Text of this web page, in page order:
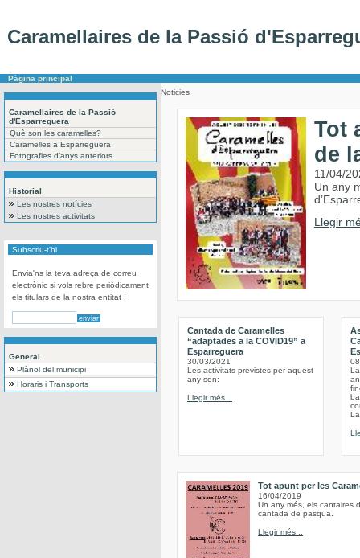
Caramellaires de la Passió
Pàgina principal
Caramellaires de la Passió
d'Esparreguera
Què son les caramelles?
Caramelles a Esparreguera
Fotografies d’anys anteriors
Historial
Les nostres notícies
Les nostres activitats
Subscriu-t'hi
Envia'ns la teva adreça de correu
electrònic si vols rebre periòdicament
els titulars de la nostra entitat !
General
Plànol del municipi
Horaris i Transports
Noticies
Tot
de
11/04/
Un any
Llegir
Cantada de Caramelles
“adaptades a la COVID19” a
Esparreguera
30/03/2021
Les activitats previstes per aquest
any son:
Llegir més...
Tot apunt per les
16/04/2019
Un any més, els cantaires
cantada de pasqua.
Llegir més...